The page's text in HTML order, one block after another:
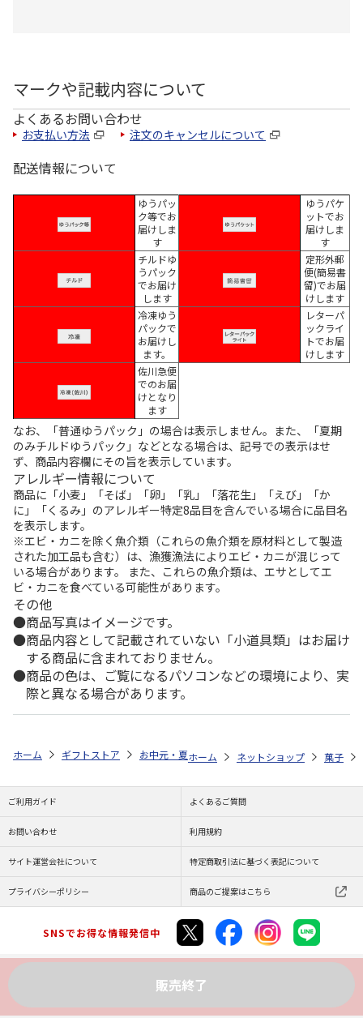
マークや記載内容について
よくあるお問い合わせ
お支払い方法 注文のキャンセルについて
配送情報について
ゆうパッ
ク等でお
届けしま
す
ゆうパケ
ットでお
届けしま
す
チルドゆ
うパック
でお届け
します
定形外郵
便(簡易書
留)でお届
けします
冷凍ゆう
パックで
お届けし
ます。
レターパ
ックライ
トでお届
けします
佐川急便
でのお届
けとなり
ます
なお、「普通ゆうパック」の場合は表示しません。また、「夏期
のみチルドゆうパック」などとなる場合は、記号での表示はせ
ず、商品内容欄にその旨を表示しています。
アレルギー情報について
商品に「小麦」「そば」「卵」「乳」「落花生」「えび」「か
に」「くるみ」のアレルギー特定8品目を含んでいる場合に品目名
を表示します。
※エビ・カニを除く魚介類（これらの魚介類を原材料として製造
された加工品も含む）は、漁獲漁法によりエビ・カニが混じって
いる場合があります。 また、これらの魚介類は、エサとしてエ
ビ・カニを食べている可能性があります。
その他
商品写真はイメージです。
商品内容として記載されていない「小道具類」はお届け
する商品に含まれておりません。
商品の色は、ご覧になるパソコンなどの環境により、実
際と異なる場合があります。
販売終了
ホーム ギフトストア お中元・夏ギフト特集 2026 ゆうゆうギフト
ホーム ネットショップ 菓子
ご利用ガイド よくあるご質問
お問い合わせ 利用規約
サイト運営会社について 特定商取引法に基づく表記について
プライバシーポリシー 商品のご提案はこちら
SNSでお得な情報発信中